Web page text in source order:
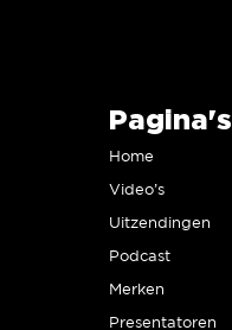
Pagina's
Home
Video’s
Uitzendingen
Podcast
Merken
Presentatoren